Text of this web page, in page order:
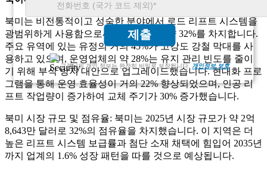
제출
고객님의 개인 정보는 완전히 비밀로 보장됩니다. 개인정보 보호
북미는 비전통적이고 성숙한 분야에서 로드 리프트 시스템을
광범위하게 사용함으로써 세계 시장의 약 32%를 차지합니다.
주요 유역에 있는 유정의 거의 45%가 고강도 강철 막대를 사
용하고 있으며, 운영업체의 약 28%는 유지 관리 빈도를 줄이
기 위해 부식 방지 대안으로 업그레이드했습니다. 현대화 프로
그램을 통해 운영 효율성이 거의 22% 향상되었으며, 인공 리
프트 작업량이 증가하여 교체 주기가 30% 증가했습니다.
북미 시장 규모 및 점유율: 북미는 2025년 시장 규모가 약 2억
8,643만 달러로 32%의 점유율을 차지했습니다. 이 지역은 더
높은 리프트 시스템 보급률과 첨단 소재 채택에 힘입어 2035년
까지 업계의 1.6% 성장 패턴을 따를 것으로 예상됩니다.